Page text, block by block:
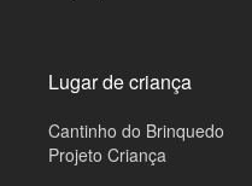
Lugar de criança
Cantinho do Brinquedo
Projeto Criança